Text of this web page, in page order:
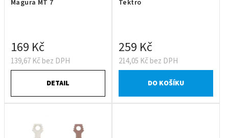
Magura MT 7
139,67 Kč bez DPH
169 Kč
DETAIL
Tektro
214,05 Kč bez DPH
259 Kč
DO KOŠÍKU